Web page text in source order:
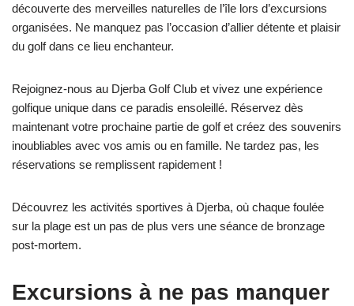
découverte des merveilles naturelles de l’île lors d’excursions
organisées. Ne manquez pas l’occasion d’allier détente et plaisir
du golf dans ce lieu enchanteur.
Rejoignez-nous au Djerba Golf Club et vivez une expérience
golfique unique dans ce paradis ensoleillé. Réservez dès
maintenant votre prochaine partie de golf et créez des souvenirs
inoubliables avec vos amis ou en famille. Ne tardez pas, les
réservations se remplissent rapidement !
Découvrez les activités sportives à Djerba, où chaque foulée
sur la plage est un pas de plus vers une séance de bronzage
post-mortem.
Excursions à ne pas manquer